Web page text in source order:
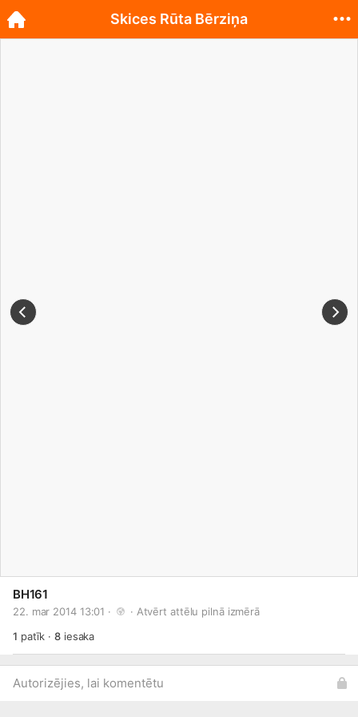
BH161
22. mar 2014 13:01 · · Atvērt attēlu pilnā izmērā
1 patīk ·8iesaka
Autorizējies, lai komentētu
Skices Rūta Bērziņa